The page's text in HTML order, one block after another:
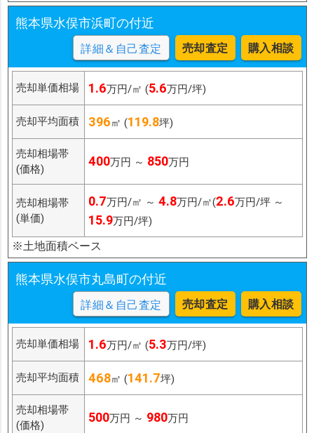
熊本県水俣市浜町の付近
詳細＆自己査定 売却査定 購入相談
売却単価相場 1.6万円/㎡ (5.6万円/坪)
売却平均面積 396㎡ (119.8坪)
売却相場帯
(価格)
400万円 ～ 850万円
売却相場帯
(単価)
0.7万円/㎡ ～ 4.8万円/㎡(2.6万円/坪 ～
15.9万円/坪)
※土地面積ベース
熊本県水俣市丸島町の付近
詳細＆自己査定 売却査定 購入相談
売却単価相場 1.6万円/㎡ (5.3万円/坪)
売却平均面積 468㎡ (141.7坪)
売却相場帯
(価格)
500万円 ～ 980万円